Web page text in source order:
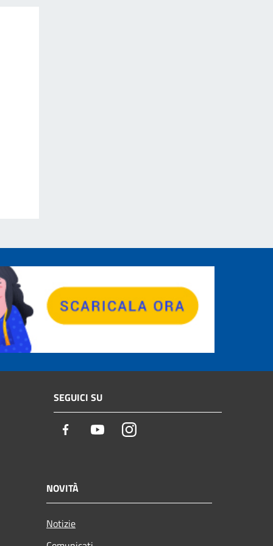
SEGUICI SU
Facebook YoutubeInstagram
NOVITÀ
Notizie